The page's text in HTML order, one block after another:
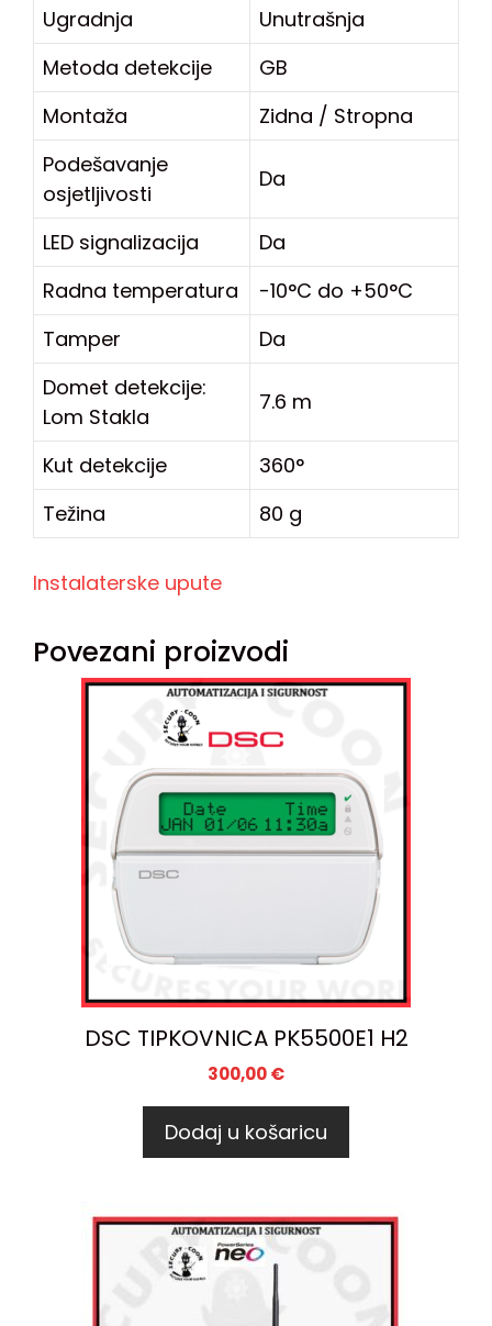
Ugradnja
Unutrašnja
Metoda detekcije
GB
Montaža
Zidna / Stropna
Podešavanje
osjetljivosti
Da
LED signalizacija
Da
Radna temperatura
-10°C do +50°C
Tamper
Da
Domet detekcije:
Lom Stakla
7.6 m
Kut detekcije
360°
Težina
80 g
Instalaterske upute
Povezani proizvodi
DSC TIPKOVNICA PK5500E1 H2
300,00€
Dodaj u košaricu